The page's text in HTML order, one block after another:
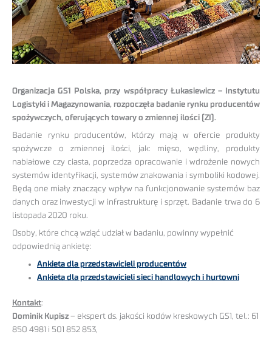
Organizacja GS1 Polska, przy współpracy Łukasiewicz – Instytutu
Logistyki i Magazynowania, rozpoczęła badanie rynku producentów
spożywczych, oferujących towary o zmiennej ilości (ZI).
Badanie rynku producentów, którzy mają w ofercie produkty
spożywcze o zmiennej ilości, jak: mięso, wędliny, produkty
nabiałowe czy ciasta, poprzedza opracowanie i wdrożenie nowych
systemów identyfikacji, systemów znakowania i symboliki kodowej.
Będą one miały znaczący wpływ na funkcjonowanie systemów baz
danych oraz inwestycji w infrastrukturę i sprzęt. Badanie trwa do 6
listopada 2020 roku.
Osoby, które chcą wziąć udział w badaniu, powinny wypełnić
odpowiednią ankietę:
Ankieta dla przedstawicieli producentów
Ankieta dla przedstawicieli sieci handlowych i hurtowni
Kontakt:
Dominik Kupisz – ekspert ds. jakości kodów kreskowych GS1, tel.: 61
850 4981 i 501 852 853,